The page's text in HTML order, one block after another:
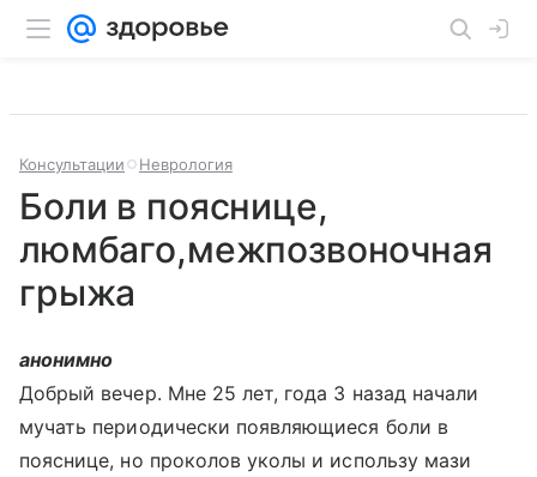
Консультации Неврология
Боли в пояснице,
люмбаго,межпозвоночная
грыжа
анонимно
Добрый вечер. Мне 25 лет, года 3 назад начали
мучать периодически появляющиеся боли в
пояснице, но проколов уколы и использу мази